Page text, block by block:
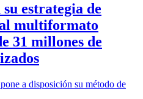
su estrategia de
multiformato
31 millones de